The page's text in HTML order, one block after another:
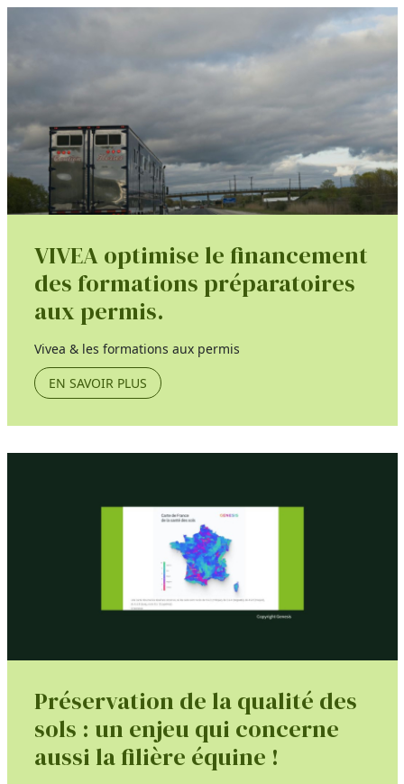
VIVEA optimise le financement
des formations préparatoires
aux permis.
Vivea & les formations aux permis
EN SAVOIR PLUS
Préservation de la qualité des
sols : un enjeu qui concerne
aussi la filière équine !